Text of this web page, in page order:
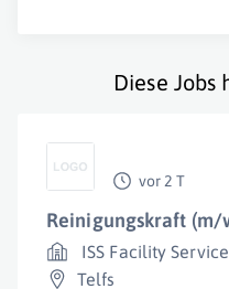
Diese Jobs
vor 2 T
Reinigungskraft (m/
ISS Facility
Telfs